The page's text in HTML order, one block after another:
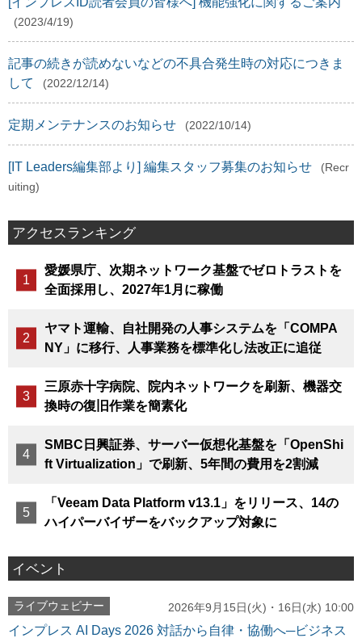
(2023/4/19)
記事の続きが読めないなどの不具合発生時の対応につきま
して
(2022/12/14)
定期メンテナンスのお知らせ (2022/10/14)
[IT Leaders編集部より] 編集スタッフ募集のお知らせ
(Recr
uiting)
アクセスランキング
愛媛県庁、次期ネットワーク基盤でゼロトラストを
全面採用し、2027年1月に稼働
ヤマト運輸、自社開発の人事システムを「COMPA
NY」に移行、人事業務を標準化し法改正に追従
三原赤十字病院、院内ネットワークを刷新、機器交
換時の復旧作業を簡素化
SMBC日興証券、サーバー仮想化基盤を「OpenShi
ft Virtualization」で刷新、5年間の費用を2割減
「Veeam Data Platform v13.1」をリリース、14の
ハイパーバイザーをバックアップ対象に
イベント
ライブウェビナー 2026年9月15日(火)・16日(水) 10:00
インプレス AI Days 2026 対話から自律・協働へ─ビジネス